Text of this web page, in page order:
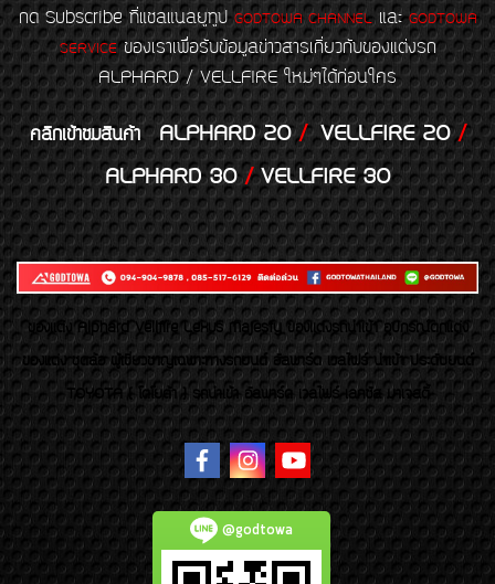
กด Subscribe ที่แชลแนลยูทูป GODTOWA CHANNELและGODTOWA
SERVICEของเราเพื่อรับข้อมูลข่าวสารเกี่ยวกับของแต่งรถ
ALPHARD / VELLFIRE ใหม่ๆได้ก่อนใคร
คลิกเข้าชมสินค้า ALPHARD 20/VELLFIRE 20/
ALPHARD 30/VELLFIRE 30
ของเเต่ง Alphard Vellfire Lexus Majesty ของเเต่งรถนำเข้า อุปกรณ์ตกแต่ง
ของแต่ง ชุดล้อ ผู้เชี่ยวชาญเฉพาะทางรถยนต์ อัลพาร์ด เวลไฟร์ นำเข้า ประดับยนต์
TOYOTA ( โตโยต้า ) รถนำเข้า อัลพาร์ด เวลไฟร์ เลกซัส มาเจสตี้
@godtowa